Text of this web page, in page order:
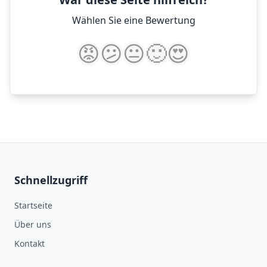
Wählen Sie eine Bewertung
😡😕😐🙂😍
Schnellzugriff
Startseite
Über uns
Kontakt